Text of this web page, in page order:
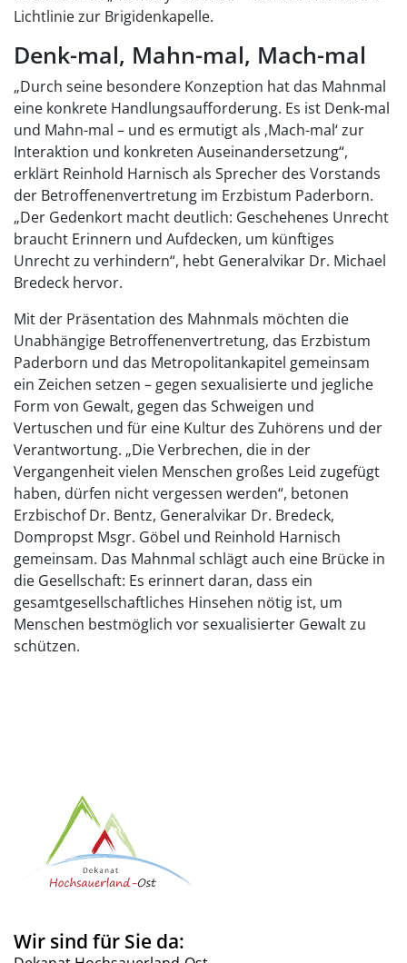
Lichtlinie zur Brigidenkapelle.
Denk-mal, Mahn-mal, Mach-mal
„Durch seine besondere Konzeption hat das Mahnmal
eine konkrete Handlungsaufforderung. Es ist Denk-mal
und Mahn-mal – und es ermutigt als ‚Mach-mal‘ zur
Interaktion und konkreten Auseinandersetzung“,
erklärt Reinhold Harnisch als Sprecher des Vorstands
der Betroffenenvertretung im Erzbistum Paderborn.
„Der Gedenkort macht deutlich: Geschehenes Unrecht
braucht Erinnern und Aufdecken, um künftiges
Unrecht zu verhindern“, hebt Generalvikar Dr. Michael
Bredeck hervor.
Mit der Präsentation des Mahnmals möchten die
Unabhängige Betroffenenvertretung, das Erzbistum
Paderborn und das Metropolitankapitel gemeinsam
ein Zeichen setzen – gegen sexualisierte und jegliche
Form von Gewalt, gegen das Schweigen und
Vertuschen und für eine Kultur des Zuhörens und der
Verantwortung. „Die Verbrechen, die in der
Vergangenheit vielen Menschen großes Leid zugefügt
haben, dürfen nicht vergessen werden“, betonen
Erzbischof Dr. Bentz, Generalvikar Dr. Bredeck,
Dompropst Msgr. Göbel und Reinhold Harnisch
gemeinsam. Das Mahnmal schlägt auch eine Brücke in
die Gesellschaft: Es erinnert daran, dass ein
gesamtgesellschaftliches Hinsehen nötig ist, um
Menschen bestmöglich vor sexualisierter Gewalt zu
schützen.
Wir sind für Sie da: